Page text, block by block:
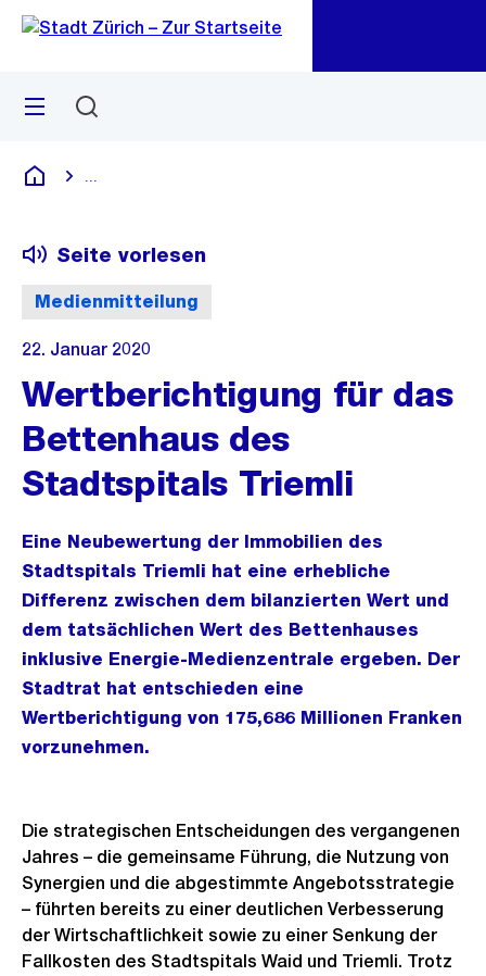
Navigation
Sprunglink
Menü
Deutsch
Medienmitteilung
Seite vorlesen
22. Januar 2020
Wertberichtigung für das
Bettenhaus des
Stadtspitals Triemli
Eine Neubewertung der Immobilien des
Stadtspitals Triemli hat eine erhebliche
Differenz zwischen dem bilanzierten Wert und
dem tatsächlichen Wert des Bettenhauses
inklusive Energie-Medienzentrale ergeben. Der
Stadtrat hat entschieden eine
Wertberichtigung von 175,686 Millionen Franken
vorzunehmen.
Die strategischen Entscheidungen des vergangenen
Jahres – die gemeinsame Führung, die Nutzung von
Synergien und die abgestimmte Angebotsstrategie
– führten bereits zu einer deutlichen Verbesserung
der Wirtschaftlichkeit sowie zu einer Senkung der
Fallkosten des Stadtspitals Waid und Triemli. Trotz